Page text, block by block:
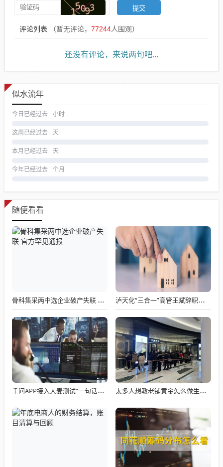
评论列表 （暂无评论， 77244人围观）
还没有评论，来说两句吧...
似水流年
今日已经过去 小时
这周已经过去 天
本月已经过去 天
今年已经过去 个月
随便看看
骨科集采两中选企业破产失联 官方罕见通报 泸天化“三合一”高管王斌辞职：高管变动叠加财务、业绩双重压力，公司进入阶段性调整期
千问APP接入大麦测试“一句话买电影票” 太多人想教老铺黄金怎么做生意了